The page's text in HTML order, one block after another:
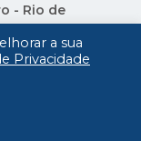
- Rio de
- Rio de
e 15 -
a sua
Privacidade